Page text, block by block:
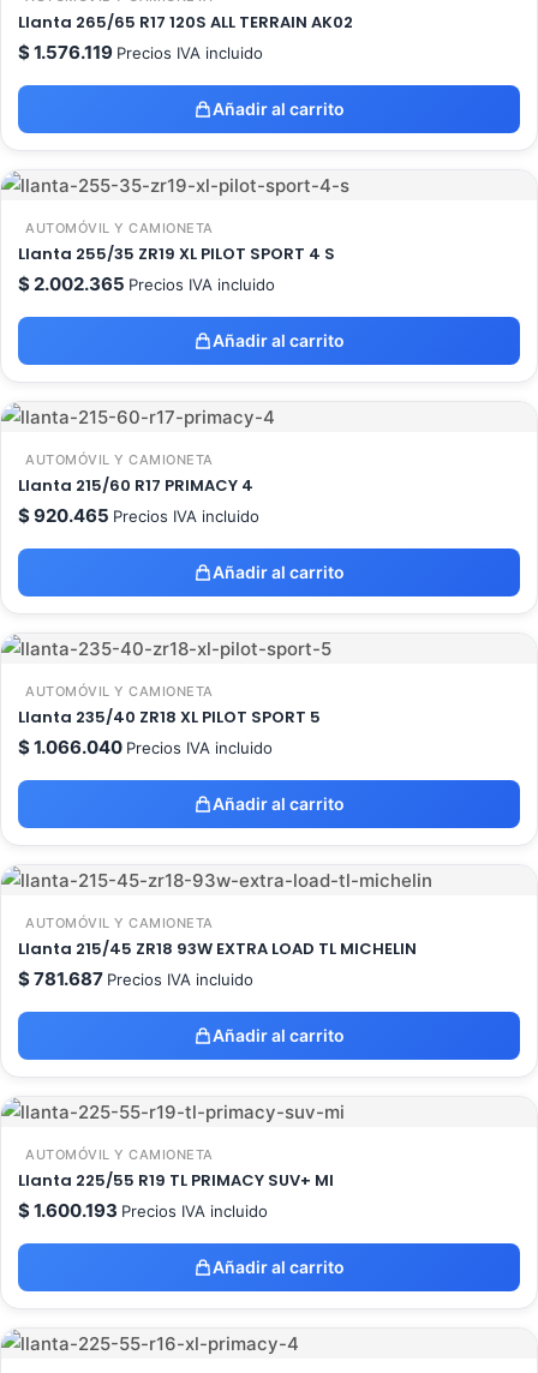
Llanta 265/65 R17 120S ALL TERRAIN AK02
$1.576.119 Precios IVA incluido
Añadir al carrito
AUTOMÓVIL Y CAMIONETA
Llanta 255/35 ZR19 XL PILOT SPORT 4 S
$2.002.365 Precios IVA incluido
Añadir al carrito
AUTOMÓVIL Y CAMIONETA
Llanta 215/60 R17 PRIMACY 4
$920.465 Precios IVA incluido
Añadir al carrito
AUTOMÓVIL Y CAMIONETA
Llanta 235/40 ZR18 XL PILOT SPORT 5
$1.066.040 Precios IVA incluido
Añadir al carrito
AUTOMÓVIL Y CAMIONETA
Llanta 215/45 ZR18 93W EXTRA LOAD TL MICHELIN
$781.687 Precios IVA incluido
Añadir al carrito
AUTOMÓVIL Y CAMIONETA
Llanta 225/55 R19 TL PRIMACY SUV+ MI
$1.600.193 Precios IVA incluido
Añadir al carrito